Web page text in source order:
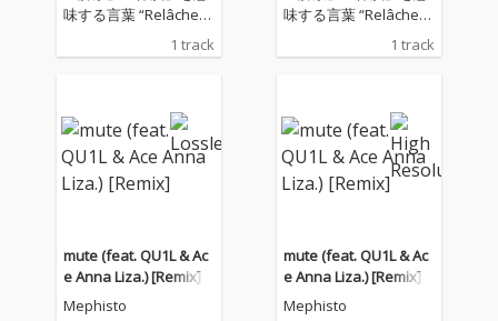
味する言葉 “Relâche”
をタイトルに掲げ、 不
安定な世界の中で揺れ
曲。 浮遊感のあるサウ
ンドの上で、内省的な
リリックとリアルな心
情を綴りながら、 自己
た、本作にはIDÉAL*の
メンバーである ISCLO
UD が参加し、楽曲の
世界観に新たな奥行き
1 track
味する言葉 “Relâche”
をタイトルに掲げ、 不
安定な世界の中で揺れ
曲。 浮遊感のあるサウ
ンドの上で、内省的な
リリックとリアルな心
情を綴りながら、 自己
た、本作にはIDÉAL*の
メンバーである ISCLO
UD が参加し、楽曲の
世界観に新たな奥行き
1 track
mute (feat. QU1L & Ac
e Anna Liza.) [Remix]
Mephisto
mute (feat. QU1L & Ac
e Anna Liza.) [Remix]
Mephisto